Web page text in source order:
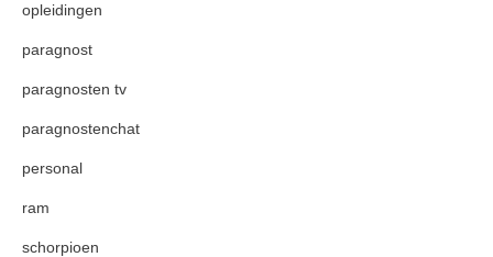
opleidingen
paragnost
paragnosten tv
paragnostenchat
personal
ram
schorpioen